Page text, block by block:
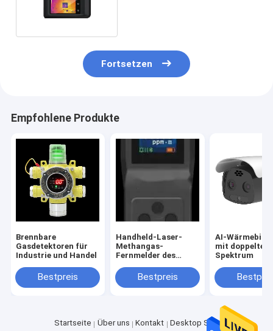
Fortsetzen
Empfohlene Produkte
Brennbare
Gasdetektoren für
Industrie und Handel
Bestpreis
Handheld-Laser-
Methangas-
Fernmelder des
Bestpreis
AI-
mit doppeltem
Spektrum
Startseite Über uns Kontakt
Desktop Site